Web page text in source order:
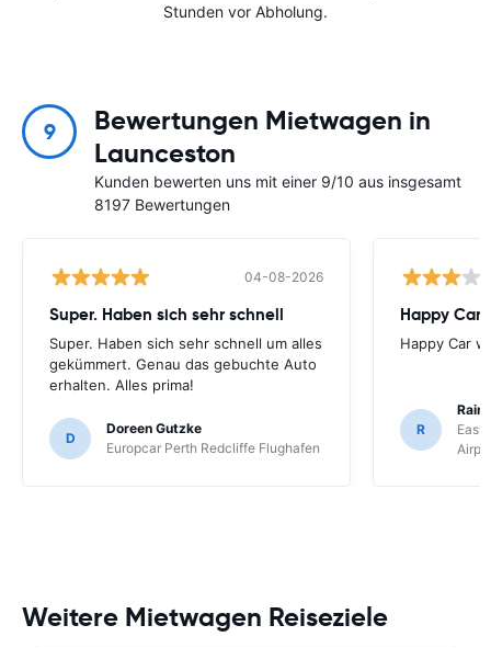
Stunden vor Abholung.
9
Bewertungen Mietwagen in
Launceston
Kunden bewerten uns mit einer 9/10 aus insgesamt
8197 Bewertungen
04-08-2026
Super. Haben sich sehr schnell
Super. Haben sich sehr schnell um alles
gekümmert. Genau das gebuchte Auto
erhalten. Alles prima!
D
Doreen Gutzke
Europcar Perth Redcliffe Flughafen
Happy Car
Happy Car
R
East
Weitere Mietwagen Reiseziele